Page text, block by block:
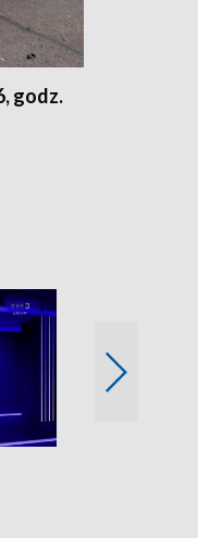
godz.